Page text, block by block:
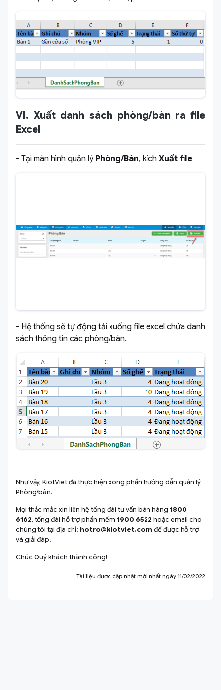
VI. Xuất danh sách phòng/bàn ra file
Excel
- Tại màn hình quản lý Phòng/Bàn, kích Xuất file
- Hệ thống sẽ tự động tải xuống file excel chứa danh
sách thông tin các phòng/bàn.
Như vậy, KiotViet đã thực hiện xong phần hướng dẫn quản lý
Phòng/bàn.
Mọi thắc mắc xin liên hệ tổng đài tư vấn bán hàng 1800
6162, tổng đài hỗ trợ phần mềm 1900 6522 hoặc email cho
chúng tôi tại địa chỉ: hotro@kiotviet.com để được hỗ trợ
và giải đáp.
Chúc Quý khách thành công!
Tài liệu được cập nhật mới nhất ngày 11/02/2022